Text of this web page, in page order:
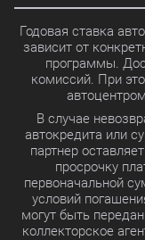
Годовая ставка
зависит от
программы.
комиссий. При
В случае
автокредита или
партнер
просрочку
первоначальной
условий
могут быть
коллекторское